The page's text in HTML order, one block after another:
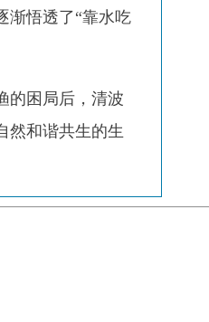
渐悟透了“靠水吃
的困局后，清波
然和谐共生的生